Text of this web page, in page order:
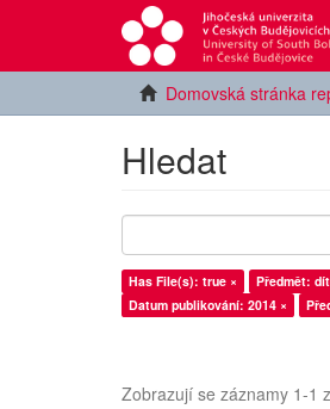
Domovská stránka
Hledat
Has File(s): true × Předmět:
Datum publikování: 2014 ×
Zobrazují se záznamy 1-1